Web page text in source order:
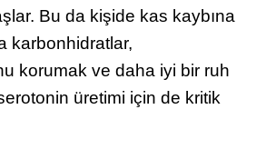
Bu da kişide kas kaybına
karbonhidratlar,
korumak ve daha iyi bir ruh
üretimi için de kritik